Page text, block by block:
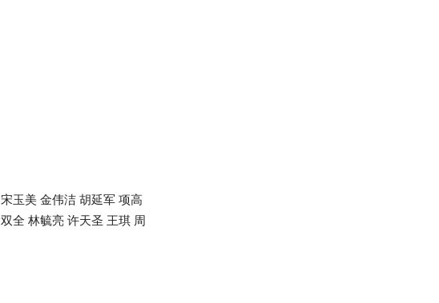
玉美 金伟洁 胡延军 项高
全 林毓亮 许天圣 王琪 周